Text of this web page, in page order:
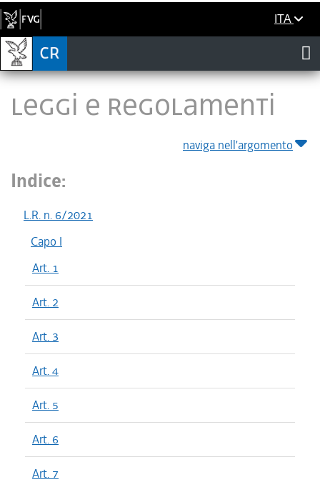
ITA
LEGGI E REGOLAMENTI
naviga nell'argomento
Indice:
L.R. n. 6/2021
Capo I
Art. 1
Art. 2
Art. 3
Art. 4
Art. 5
Art. 6
Art. 7